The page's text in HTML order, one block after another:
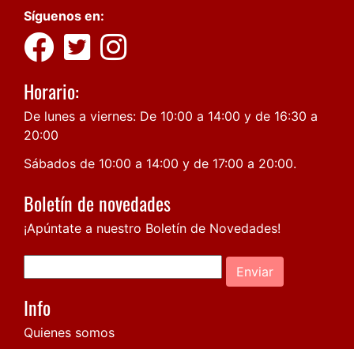
Síguenos en:
Horario:
De lunes a viernes: De 10:00 a 14:00 y de 16:30 a
20:00
Sábados de 10:00 a 14:00 y de 17:00 a 20:00.
Boletín de novedades
¡Apúntate a nuestro Boletín de Novedades!
Enviar
Info
Quienes somos